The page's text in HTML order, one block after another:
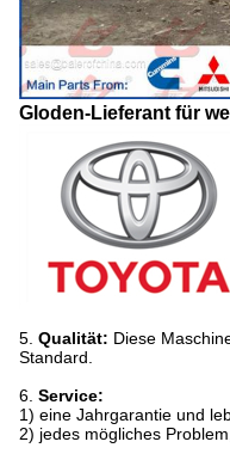
Gloden-Lieferant für
5. Qualität: Diese
Standard.
6. Service:
1) eine Jahrgarantie und
2) jedes mögliches